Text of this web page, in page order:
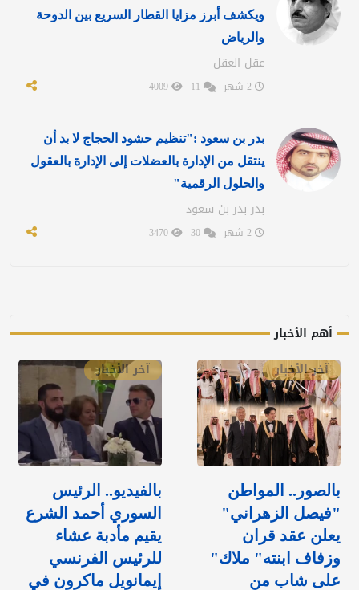
ويكشف أبرز مزايا القطار السريع بين الدوحة
والرياض
عقل العقل
بدر بن سعود :"تنظيم حشود الحجاج لا بد أن
ينتقل من الإدارة بالعضلات إلى الإدارة بالعقول
والحلول الرقمية"
بدر بدر بن سعود
أهم الأخبار
آخر الأخبار
بالصور.. المواطن
"فيصل الزهراني"
يعلن عقد قران
وزفاف ابنته" ملاك"
على شاب من
آخر الأخبار
بالفيديو.. الرئيس
السوري أحمد الشرع
يقيم مأدبة عشاء
للرئيس الفرنسي
إيمانويل ماكرون في